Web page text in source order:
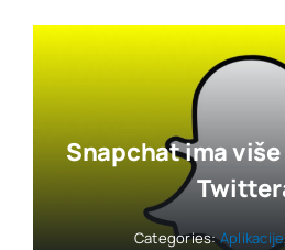
Snapchat ima
Categories:Aplikacije